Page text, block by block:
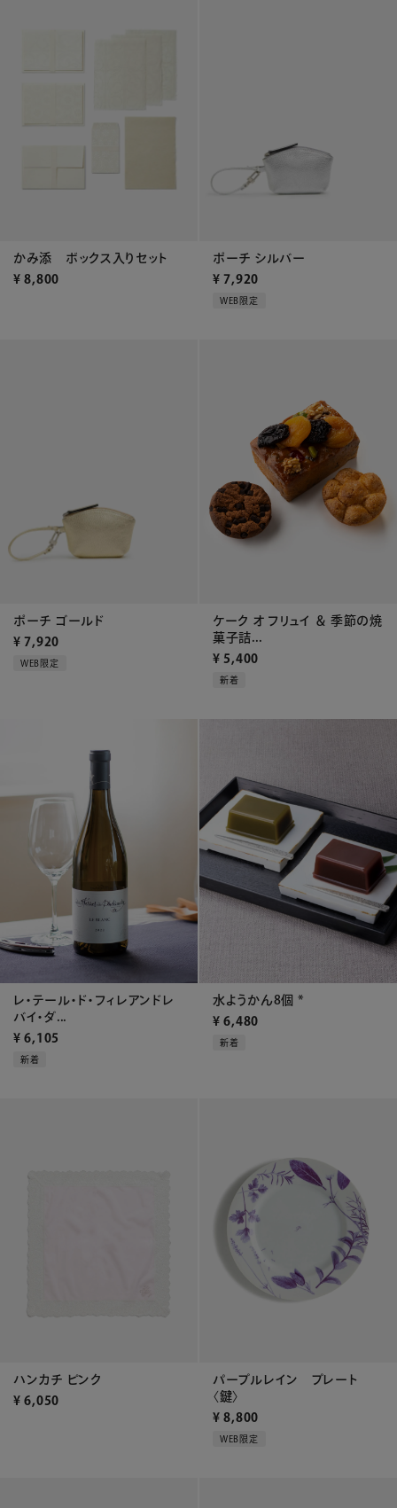
かみ添 ボックス入りセット
¥ 8,800
ポーチ シルバー
¥ 7,920
WEB限定
ポーチ ゴールド
¥ 7,920
WEB限定
ケーク オ フリュイ ＆ 季節の焼
菓子詰...
¥ 5,400
新着
レ・テール・ド・フィレアンドレ
バイ・ダ...
¥ 6,105
新着
水ようかん8個 *
¥ 6,480
新着
ハンカチ ピンク
¥ 6,050
パープルレイン プレート
〈鍵〉
¥ 8,800
WEB限定